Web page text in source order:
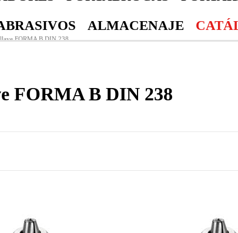
ALMACENAJE
FORMA B DIN 238
FORMA B DIN 238